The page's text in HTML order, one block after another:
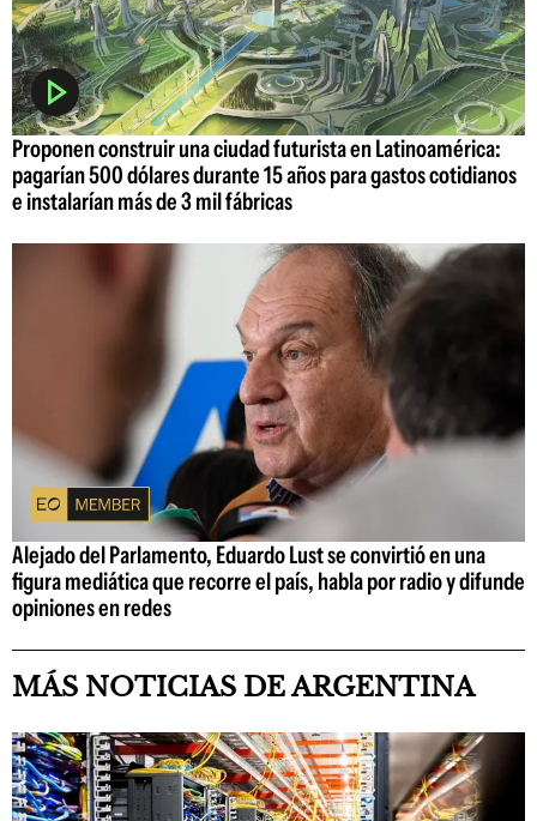
Proponen construir una ciudad futurista en Latinoamérica:
pagarían 500 dólares durante 15 años para gastos cotidianos
e instalarían más de 3 mil fábricas
Alejado del Parlamento, Eduardo Lust se convirtió en una
figura mediática que recorre el país, habla por radio y difunde
opiniones en redes
MÁS NOTICIAS DE ARGENTINA